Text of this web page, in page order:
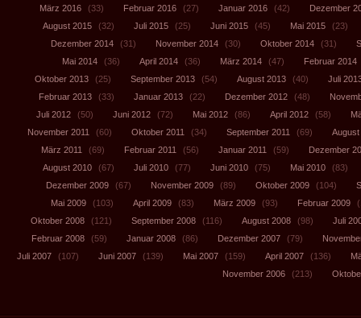
März 2016
(33) Februar 2016 (27) Januar 2016 (42)
Dezember
August 2015
(32) Juli 2015 (25) Juni 2015 (45) Mai 2015
(23)
Dezember 2014
(31) November 2014 (30) Oktober 2014 (31)
Mai 2014
(36) April 2014 (36) März 2014 (47) Februar 2014
Oktober 2013
(25) September 2013 (54) August 2013 (40)
Juli
Februar 2013
(33) Januar 2013 (22) Dezember 2012 (48)
Juli 2012
(50) Juni 2012 (72) Mai 2012 (86) April 2012 (58)
November 2011
(60) Oktober 2011 (34) September 2011 (69)
August
März 2011
(69) Februar 2011 (56) Januar 2011 (59)
Dezember
August 2010
(67) Juli 2010 (77) Juni 2010 (75) Mai 2010
(83)
Dezember 2009
(67) November 2009 (89) Oktober 2009 (104)
Mai 2009
(103) April 2009 (83) März 2009 (93) Februar 2009
Oktober 2008
(121) September 2008 (116) August 2008 (98)
Juli
Februar 2008
(59) Januar 2008 (86) Dezember 2007 (79)
Juli 2007
(107) Juni 2007 (139) Mai 2007 (159) April 2007 (136)
November 2006
(213)